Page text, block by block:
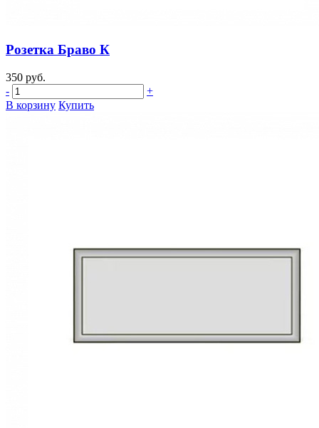
Розетка Браво К
350 руб.
-
+
В корзину Купить